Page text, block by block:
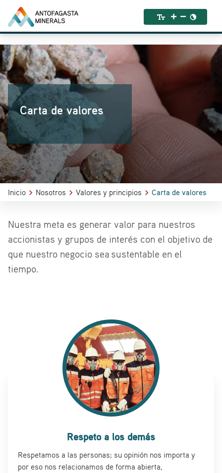
Carta de valores
Inicio Nosotros Valores y principios Carta de valores
Nuestra meta es generar valor para nuestros
accionistas y grupos de interés con el objetivo de
que nuestro negocio sea sustentable en el
tiempo.
Respeto a los demás
Respetamos a las personas; su opinión nos importa y
por eso nos relacionamos de forma abierta,